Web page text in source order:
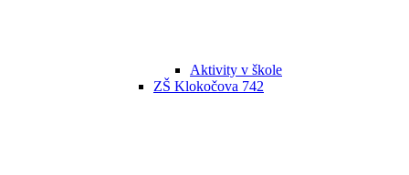
Aktivity v škole
ZŠ Klokočova 742